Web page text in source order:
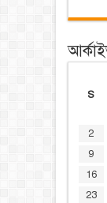
S
2
9
16
23